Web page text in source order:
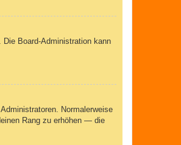
Die Board-Administration kann
Normalerweise
Rang zu erhöhen — die